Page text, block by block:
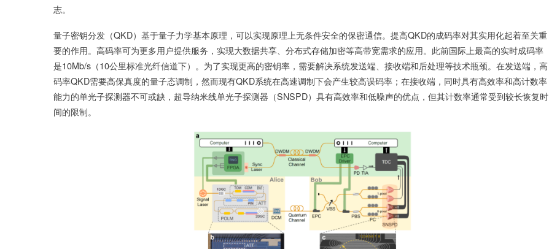
志。
量子密钥分发（QKD）基于量子力学基本原理，可以实现原理上无条件安全的保密通信。提高QKD的成码率对其实用化起着至关重
要的作用。高码率可为更多用户提供服务，实现大数据共享、分布式存储加密等高带宽需求的应用。此前国际上最高的实时成码率
是10Mb/s（10公里标准光纤信道下）。为了实现更高的密钥率，需要解决系统发送端、接收端和后处理等技术瓶颈。在发送端，高
码率QKD需要高保真度的量子态调制，然而现有QKD系统在高速调制下会产生较高误码率；在接收端，同时具有高效率和高计数率
能力的单光子探测器不可或缺，超导纳米线单光子探测器（SNSPD）具有高效率和低噪声的优点，但其计数率通常受到较长恢复时
间的限制。